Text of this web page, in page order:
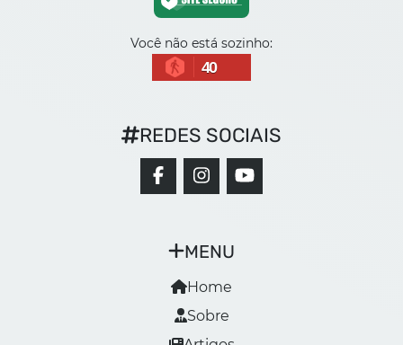
Você não está sozinho:
40
MENU
Home
Sobre
REDES SOCIAIS